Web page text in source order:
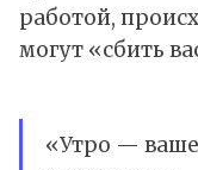
работой,
могут «сбить
«Утро —